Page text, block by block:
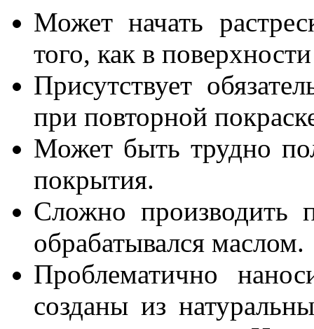
Может начать
того, как в
Присутствует
при повторной
Может быть трудно
покрытия.
Сложно производить
обрабатывался маслом.
Проблематично
созданы из